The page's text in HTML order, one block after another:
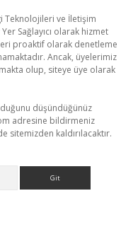
Teknolojileri ve İletişim
Sağlayıcı olarak hizmet
proaktif olarak denetleme
Ancak, üyelerimiz
olup, siteye üye olarak
düşündüğünüz
adresine bildirmeniz
sitemizden kaldırılacaktır.